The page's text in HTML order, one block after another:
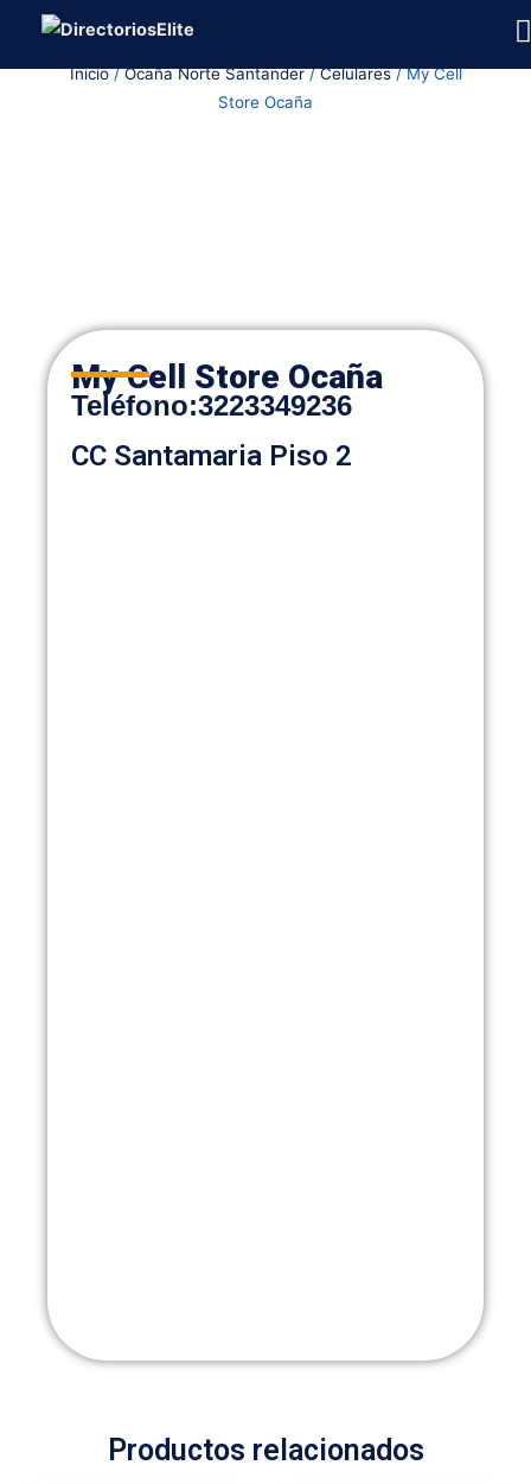
contenidoInicio/Ocaña Norte Santander/Celulares/ My Cell
Store Ocaña
My Cell Store Ocaña
Teléfono:3223349236
CC Santamaria Piso 2
Productos relacionados